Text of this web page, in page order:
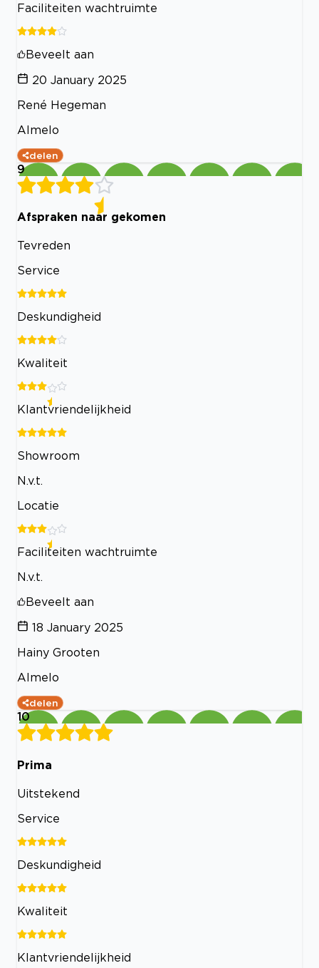
Faciliteiten wachtruimte
Beveelt aan
20 January 2025
René Hegeman
Almelo
delen
9
Afspraken naar gekomen
Tevreden
Service
Deskundigheid
Kwaliteit
Klantvriendelijkheid
Showroom
N.v.t.
Locatie
Faciliteiten wachtruimte
N.v.t.
Beveelt aan
18 January 2025
Hainy Grooten
Almelo
delen
10
Prima
Uitstekend
Service
Deskundigheid
Kwaliteit
Klantvriendelijkheid